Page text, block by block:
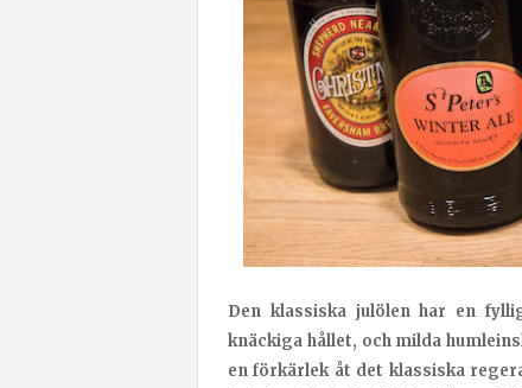
Den klassiska julölen har en
knäckiga hållet, och milda
en förkärlek åt det klassiska